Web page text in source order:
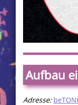
Aufbau
Adresse: